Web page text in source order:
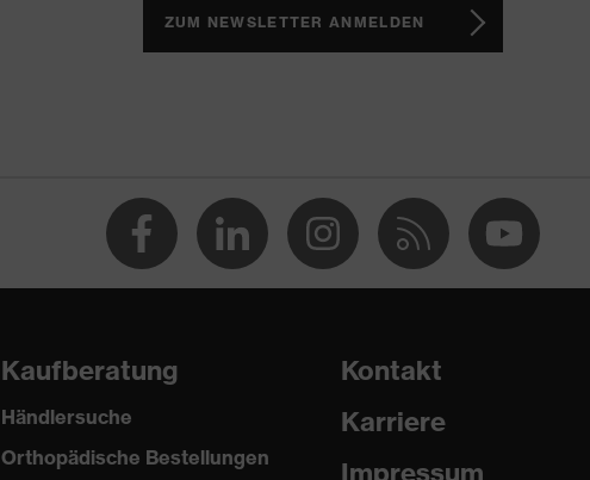
ZUM NEWSLETTER ANMELDEN
Kaufberatung
Händlersuche
Orthopädische Bestellungen
Kontakt
Karriere
Impressum